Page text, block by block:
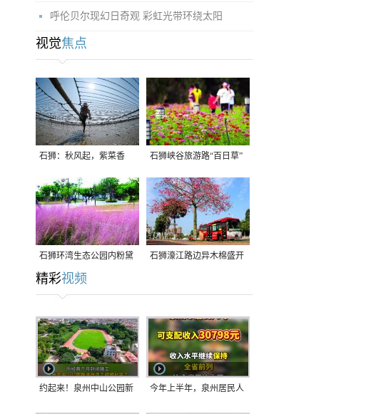
呼伦贝尔现幻日奇观 彩虹光带环绕太阳
视觉焦点
石狮：秋风起，紫菜香 石狮峡谷旅游路“百日草”
争相斗艳
石狮环湾生态公园内粉黛
乱子草盛放
石狮濠江路边异木棉盛开
精彩视频
约起来！泉州中山公园新 今年上半年，泉州居民人